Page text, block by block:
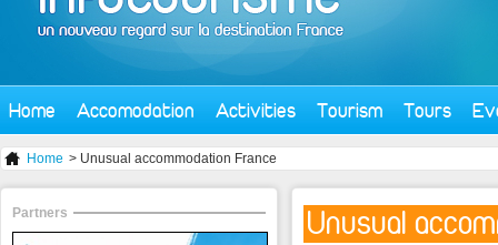
Home Accomodation Activities Tourism Tours
Home > Unusual accommodation France
Unusual
Partners